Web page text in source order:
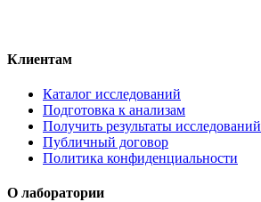
Клиентам
Каталог исследований
Подготовка к анализам
Получить результаты исследований
Публичный договор
Политика конфиденциальности
О лаборатории